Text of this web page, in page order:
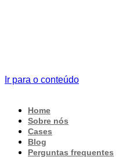
Ir para o conteúdo
Home
Sobre nós
Cases
Blog
Perguntas frequentes